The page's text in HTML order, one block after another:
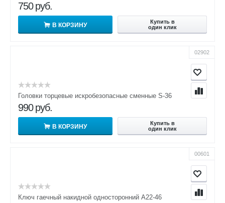
750 руб.
В КОРЗИНУ
Купить в
один клик
02902
Головки торцевые искробезопасные сменные S-36
990 руб.
В КОРЗИНУ
Купить в
один клик
00601
Ключ гаечный накидной односторонний А22-46